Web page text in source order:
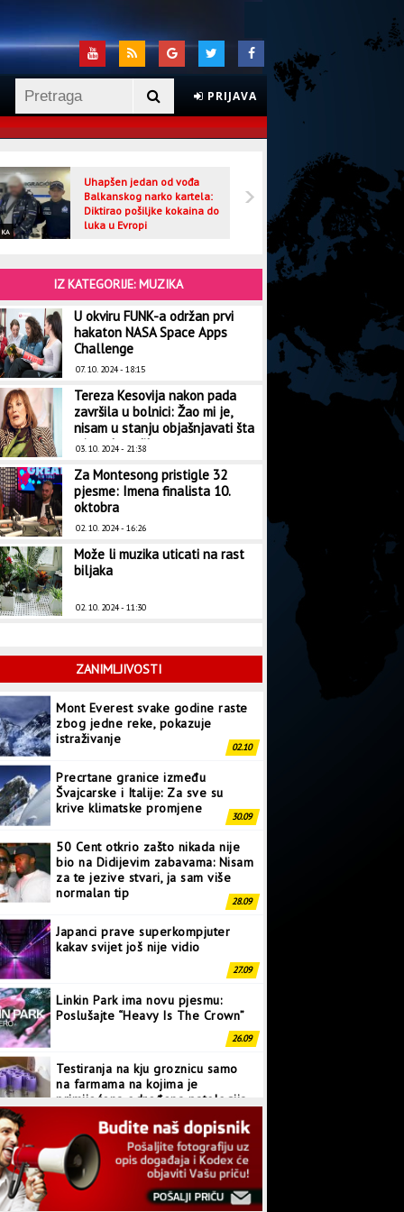
PRIJAVA
Uhapšen jedan od vođa
Balkanskog narko kartela:
Diktirao pošiljke kokaina do
luka u Evropi
CRNA HRONIKA
IZ KATEGORIJE: MUZIKA
U okviru FUNK-a održan prvi
hakaton NASA Space Apps
Challenge
07. 10. 2024 - 18:15
Tereza Kesovija nakon pada
završila u bolnici: Žao mi je,
nisam u stanju objašnjavati šta
mi se dogodilo
03. 10. 2024 - 21:38
Za Montesong pristigle 32
pjesme: Imena finalista 10.
oktobra
02. 10. 2024 - 16:26
Može li muzika uticati na rast
biljaka
02. 10. 2024 - 11:30
ZANIMLJIVOSTI
Mont Everest svake godine raste
zbog jedne reke, pokazuje
istraživanje
02.10
Precrtane granice između
Švajcarske i Italije: Za sve su
krive klimatske promjene
30.09
50 Cent otkrio zašto nikada nije
bio na Didijevim zabavama: Nisam
za te jezive stvari, ja sam više
normalan tip
28.09
Japanci prave superkompjuter
kakav svijet još nije vidio
27.09
Linkin Park ima novu pjesmu:
Poslušajte “Heavy Is The Crown”
26.09
Testiranja na kju groznicu samo
na farmama na kojima je
primijećena određena patologija
25.09
Habl pronašao više crnih rupa u
ranom svemiru nego što se
očekivalo
07.10
Zukerberg preskočio Bezosa na